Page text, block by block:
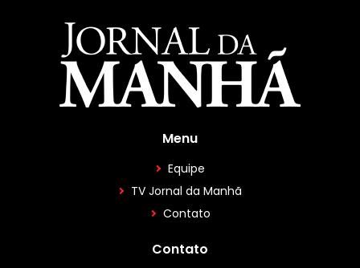
Menu
Equipe
TV Jornal da Manhã
Contato
Contato